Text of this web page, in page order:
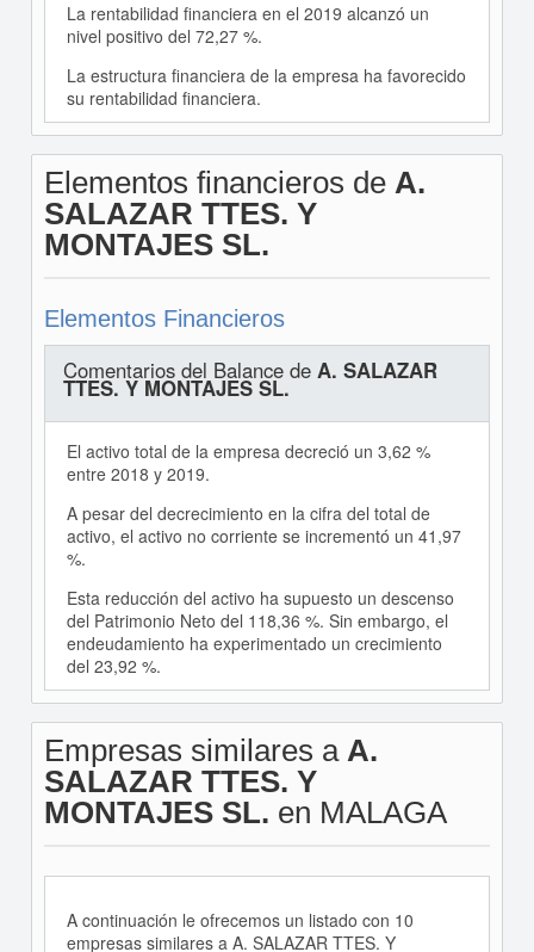
La rentabilidad financiera en el 2019 alcanzó un
nivel positivo del 72,27 %.
La estructura financiera de la empresa ha favorecido
su rentabilidad financiera.
Elementos financieros de A.
SALAZAR TTES. Y
MONTAJES SL.
Elementos Financieros
Comentarios del Balance de A. SALAZAR
TTES. Y MONTAJES SL.
El activo total de la empresa decreció un 3,62 %
entre 2018 y 2019.
A pesar del decrecimiento en la cifra del total de
activo, el activo no corriente se incrementó un 41,97
%.
Esta reducción del activo ha supuesto un descenso
del Patrimonio Neto del 118,36 %. Sin embargo, el
endeudamiento ha experimentado un crecimiento
del 23,92 %.
Empresas similares a A.
SALAZAR TTES. Y
MONTAJES SL. en MALAGA
A continuación le ofrecemos un listado con 10
empresas similares a A. SALAZAR TTES. Y